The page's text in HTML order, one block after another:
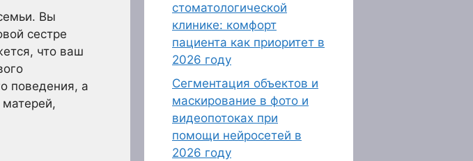
Вы
сестре
что ваш
поведения, а
стоматологической
клинике: комфорт
пациента как приоритет в
2026 году
Сегментация объектов и
маскирование в фото и
видеопотоках при
помощи нейросетей в
2026 году